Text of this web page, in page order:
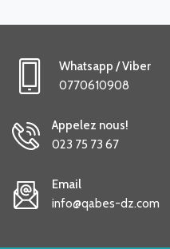
Whatsapp / Viber
0770610908
Appelez nous!
023 75 73 67
Email
info@qabes-dz.com